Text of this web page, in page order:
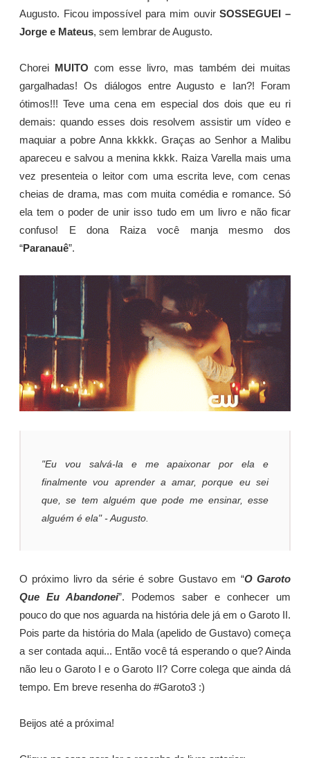
Augusto. Ficou impossível para mim ouvirSOSSEGUEI –
Jorge e Mateus, sem lembrar de Augusto.
Chorei MUITO com esse livro, mas também dei muitas
gargalhadas! Os diálogos entre Augusto e Ian?! Foram
ótimos!!! Teve uma cena em especial dos dois que eu ri
demais: quando esses dois resolvem assistir um vídeo e
maquiar a pobre Anna kkkkk. Graças ao Senhor a Malibu
apareceu e salvou a menina kkkk. Raiza Varella mais uma
vez presenteia o leitor com uma escrita leve, com cenas
cheias de drama, mas com muita comédia e romance. Só
ela tem o poder de unir isso tudo em um livro e não ficar
confuso! E dona Raiza você manja mesmo dos
“Paranauê”.
"Eu vou salvá-la e me apaixonar por ela e
finalmente vou aprender a amar, porque eu sei
que, se tem alguém que pode me ensinar, esse
alguém é ela" - Augusto.
O próximo livro da série é sobre Gustavo em “O Garoto
Que Eu Abandonei”. Podemos saber e conhecer um
pouco do que nos aguarda na história dele já em o Garoto II.
Pois parte da história do Mala (apelido de Gustavo) começa
a ser contada aqui... Então você tá esperando o que? Ainda
não leu o Garoto I e o Garoto II? Corre colega que ainda dá
tempo. Em breve resenha do #Garoto3 :)
Beijos até a próxima!